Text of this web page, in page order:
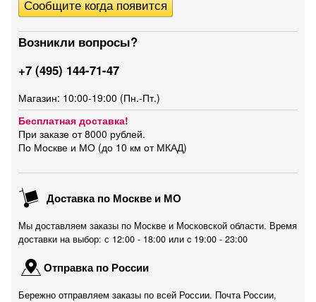
Возникли вопросы?
+7 (495) 144-71-47
Магазин: 10:00-19:00 (Пн.-Пт.)
Бесплатная доставка!
При заказе от 8000 рублей.
По Москве и МО (до 10 км от МКАД)
Доставка по Москве и МО
Мы доставляем заказы по Москве и Московской области. Время
доставки на выбор: с 12:00 - 18:00 или c 19:00 - 23:00
Отправка по России
Бережно отправляем заказы по всей России. Почта России,